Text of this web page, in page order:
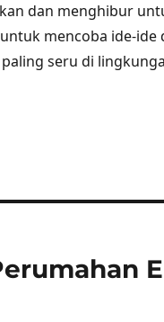
dan menghibur
mencoba ide-
seru di